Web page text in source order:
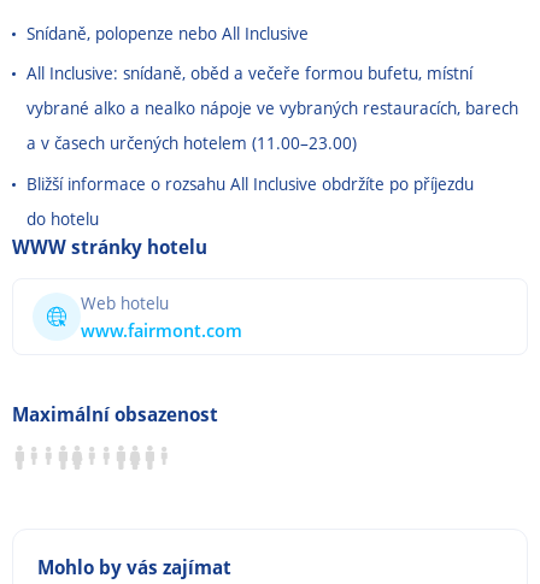
Snídaně, polopenze nebo All Inclusive
All Inclusive: snídaně, oběd a večeře formou bufetu, místní
vybrané alko a nealko nápoje ve vybraných restauracích, barech
a v časech určených hotelem (11.00–23.00)
Bližší informace o rozsahu All Inclusive obdržíte po příjezdu
do hotelu
WWW stránky hotelu
Web hotelu
www.fairmont.com
Maximální obsazenost
Mohlo by vás zajímat